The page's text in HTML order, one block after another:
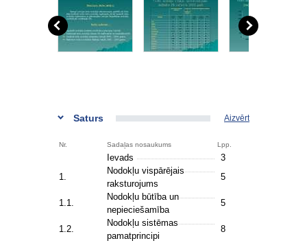
Saturs Aizvērt
Nr. Sadaļas nosaukums Lpp.
Ievads
3
1.
Nodokļu vispārējais
raksturojums
5
1.1.
Nodokļu būtība un
nepieciešamība
5
1.2.
Nodokļu sistēmas
pamatprincipi
8